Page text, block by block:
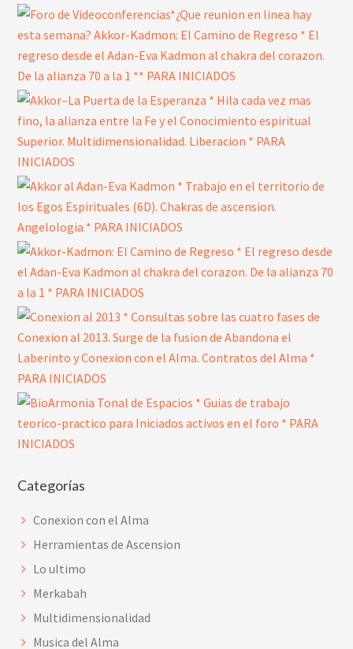
Categorías
Conexion con el Alma
Herramientas de Ascension
Lo ultimo
Merkabah
Multidimensionalidad
Musica del Alma